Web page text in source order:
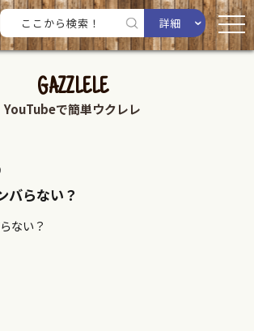
詳細
GAZZLELE
YouTubeで簡単ウクレレ
バらない？
ない？